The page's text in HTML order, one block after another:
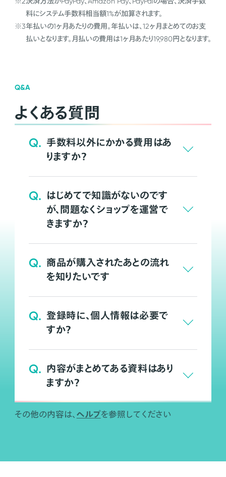
料にシステム手数料相当額1%が加算されます。
※3年払いの1ヶ月あたりの費用。年払いは、12ヶ月まとめてのお支
払いとなります。月払いの費用は1ヶ月あたり19,980円となります。
Q&A
よくある質問
Q. 手数料以外にかかる費用はあ
りますか？
Q. はじめてで知識がないのです
が、問題なくショップを運営で
きますか？
Q. 商品が購入されたあとの流れ
を知りたいです
Q. 登録時に、個人情報は必要で
すか？
Q. 内容がまとめてある資料はあり
ますか？
その他の内容は、 ヘルプを参照してください